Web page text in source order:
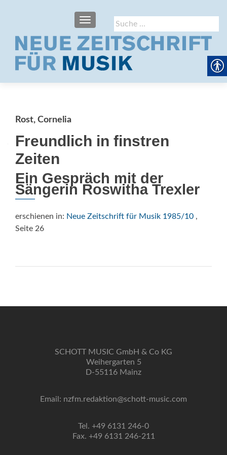
Suche
nach:
SCHALTE NAVIGATION
Rost, Cornelia
Freundlich in finstren
Zeiten
Ein Gespräch mit der
Sängerin Roswitha Trexler
erschienen in: Neue Zeitschrift für Musik 1985/10 ,
Seite 26
SCHOTT MUSIC GmbH & Co KG
Weihergarten 5
D-55116 Mainz
Email: nzfm.redaktion@schott-music.com
Tel. +49 6131 246-0
Fax. +49 6131 246-211